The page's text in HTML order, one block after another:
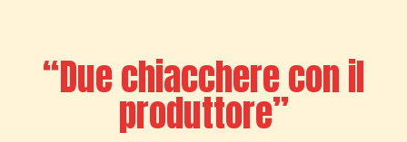
“Due chiacchere con il
produttore”